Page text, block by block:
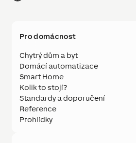
Pro domácnost
Chytrý dům a byt
Domácí automatizace
Smart Home
Kolik to stojí?
Standardy a doporučení
Reference
Prohlídky